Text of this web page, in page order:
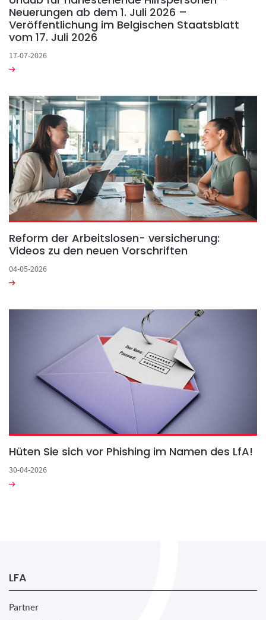
Neuerungen ab dem 1. Juli 2026 –
Veröffentlichung im Belgischen Staatsblatt
vom 17. Juli 2026
17-07-2026
Reform der Arbeitslosen- versicherung:
Videos zu den neuen Vorschriften
04-05-2026
Hüten Sie sich vor Phishing im Namen des LfA!
30-04-2026
LFA
Partner